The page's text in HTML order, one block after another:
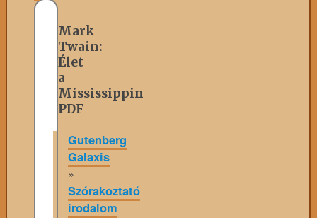
Mark
Twain:
Élet
a
Mississippin
PDF
Gutenberg
Galaxis
»
Szórakoztató
irodalom